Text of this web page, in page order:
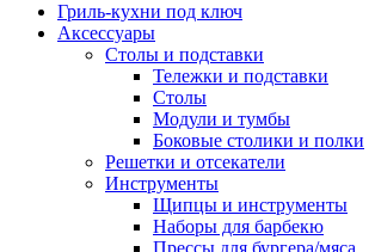
Гриль-кухни под ключ
Аксессуары
Столы и подставки
Тележки и подставки
Столы
Модули и тумбы
Боковые столики и полки
Решетки и отсекатели
Инструменты
Щипцы и инструменты
Наборы для барбекю
Прессы для бургера/мяса